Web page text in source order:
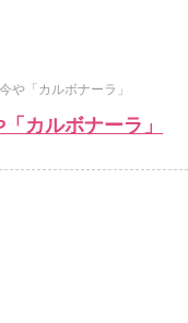
や「カルボナーラ」
カルボナーラ」